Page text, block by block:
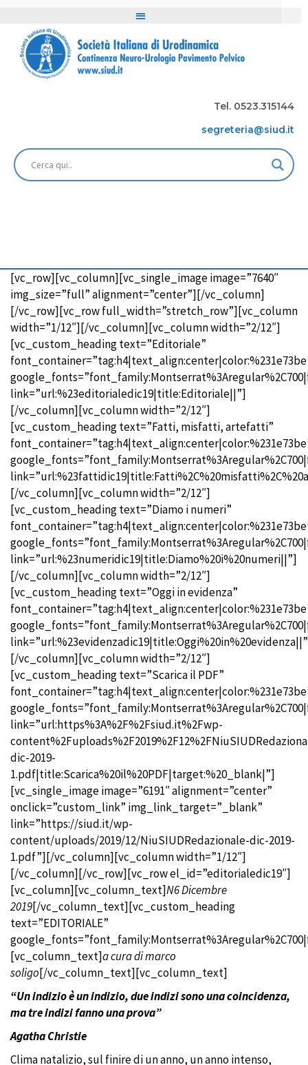
Tel. 0523.315144
segreteria@siud.it
[vc_row][vc_column][vc_single_image image=”7640″
img_size=”full” alignment=”center”][/vc_column]
[/vc_row][vc_row full_width=”stretch_row”][vc_column
width=”1/12″][/vc_column][vc_column width=”2/12″]
[vc_custom_heading text=”Editoriale”
link=”url:%23editorialedic19|title:Editoriale||”]
[/vc_column][vc_column width=”2/12″]
[vc_custom_heading text=”Fatti, misfatti, artefatti”
[/vc_column][vc_column width=”2/12″]
[vc_custom_heading text=”Diamo i numeri”
link=”url:%23numeridic19|title:Diamo%20i%20numeri||”]
[/vc_column][vc_column width=”2/12″]
[vc_custom_heading text=”Oggi in evidenza”
[/vc_column][vc_column width=”2/12″]
[vc_custom_heading text=”Scarica il PDF”
link=”url:https%3A%2F%2Fsiud.it%2Fwp-
dic-2019-
1.pdf|title:Scarica%20il%20PDF|target:%20_blank|”]
[vc_single_image image=”6191″ alignment=”center”
onclick=”custom_link” img_link_target=”_blank”
link=”https://siud.it/wp-
content/uploads/2019/12/NiuSIUDRedazionale-dic-2019-
1.pdf”][/vc_column][vc_column width=”1/12″]
[/vc_column][/vc_row][vc_row el_id=”editorialedic19″]
[vc_column][vc_column_text]N6 Dicembre
2019[/vc_column_text][vc_custom_heading
text=”EDITORIALE”
[vc_column_text]a cura dimarco
soligo[/vc_column_text][vc_column_text]
“Un indizio è un indizio, due indizi sono una coincidenza,
ma tre indizi fanno una prova”
Agatha Christie
Clima natalizio, sul finire di un anno, un anno intenso,